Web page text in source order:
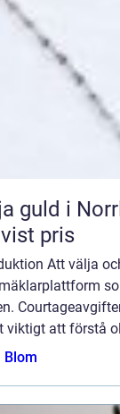
guld i
pris
Att välja
viktigt att förstå
Blom